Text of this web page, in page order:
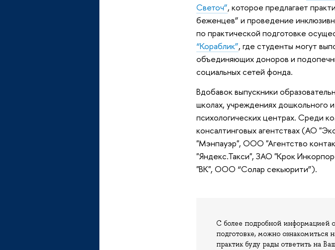
Светоч”, которое предлагает
беженцев” и проведение
по практической подготовке
“Кораблик”, где студенты могут
объединяющих доноров и
социальных сетей фонда.
Вдобавок выпускники
школах, учреждениях дошкольного
психологических центрах. Среди
консалтинговых агентствах (АО
"Мэнпауэр", ООО "Агентство
"Яндекс.Такси", ЗАО "Крок
"ВК", ООО “Солар секьюрити”).
С более подробной информацией
подготовке, можно ознакомиться
практик буду рады ответить на